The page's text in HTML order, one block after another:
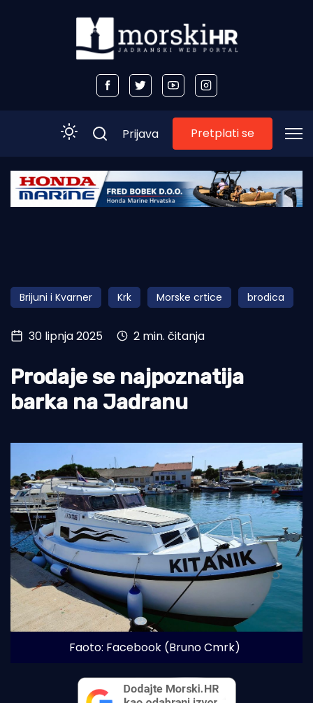
Početna
Obala
Otoci
Turizam i nautika
Pomorstvo
Ribolov
Tradicija i kultura
Prijava Pretplati se
Brijuni i Kvarner Krk Morske crtice brodica
30 lipnja 2025 2 min. čitanja
Prodaje se najpoznatija
barka na Jadranu
Faoto: Facebook (Bruno Cmrk)